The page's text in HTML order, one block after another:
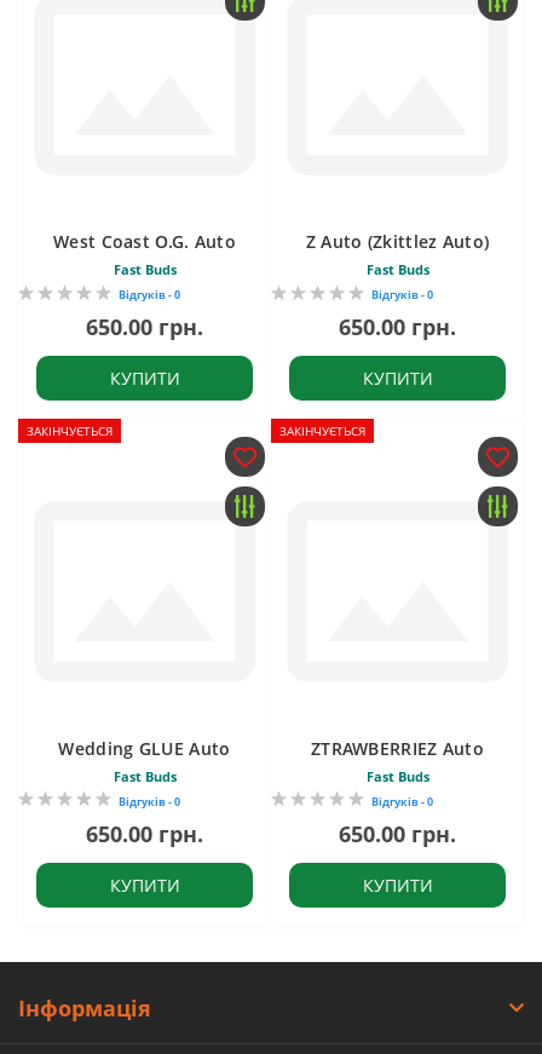
West Coast O.G. Auto
Fast Buds
Відгуків - 0
650.00 грн.
КУПИТИ
Z Auto (Zkittlez Auto)
Fast Buds
Відгуків - 0
650.00 грн.
КУПИТИ
ЗАКІНЧУЄТЬСЯ
Wedding GLUE Auto
Fast Buds
Відгуків - 0
650.00 грн.
КУПИТИ
ЗАКІНЧУЄТЬСЯ
ZTRAWBERRIEZ Auto
Fast Buds
Відгуків - 0
650.00 грн.
КУПИТИ
Інформація